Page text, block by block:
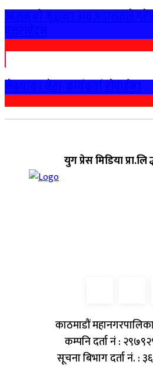
युग प्रेस मिडिया प्रा.लि
काठमाडौं
कम्पनि दर्ता नं :
सूचना बिभाग दर्ता नं. :